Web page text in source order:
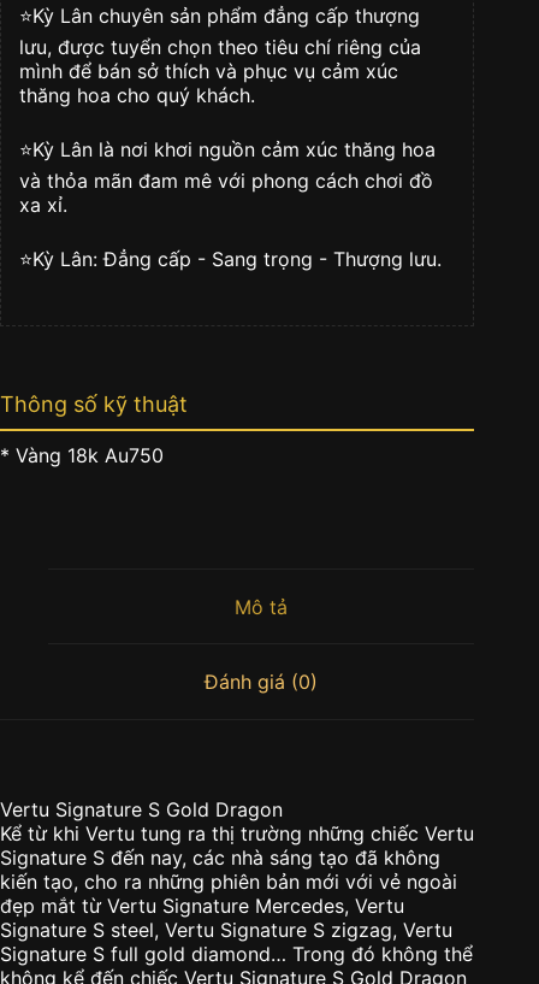
⭐️Kỳ Lân chuyên sản phẩm đẳng cấp thượng
lưu, được tuyển chọn theo tiêu chí riêng của
mình để bán sở thích và phục vụ cảm xúc
thăng hoa cho quý khách.
⭐️Kỳ Lân là nơi khơi nguồn cảm xúc thăng hoa
và thỏa mãn đam mê với phong cách chơi đồ
xa xỉ.
⭐️Kỳ Lân: Đẳng cấp - Sang trọng - Thượng lưu.
Thông số kỹ thuật
* Vàng 18k Au750
Mô tả
Đánh giá (0)
Vertu Signature S Gold Dragon
Kể từ khi Vertu tung ra thị trường những chiếc Vertu
Signature S đến nay, các nhà sáng tạo đã không
kiến tạo, cho ra những phiên bản mới với vẻ ngoài
đẹp mắt từ Vertu Signature Mercedes, Vertu
Signature S steel, Vertu Signature S zigzag, Vertu
Signature S full gold diamond… Trong đó không thể
không kể đến chiếc Vertu Signature S Gold Dragon